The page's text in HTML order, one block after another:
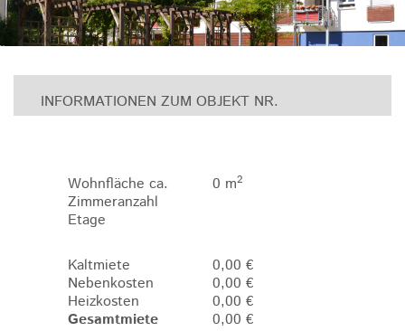
INFORMATIONEN ZUM OBJEKT NR.
Wohnfläche ca. 0 m2
Zimmeranzahl
Etage
Kaltmiete
0,00 €
Nebenkosten
0,00 €
Heizkosten
0,00 €
Gesamtmiete
0,00 €